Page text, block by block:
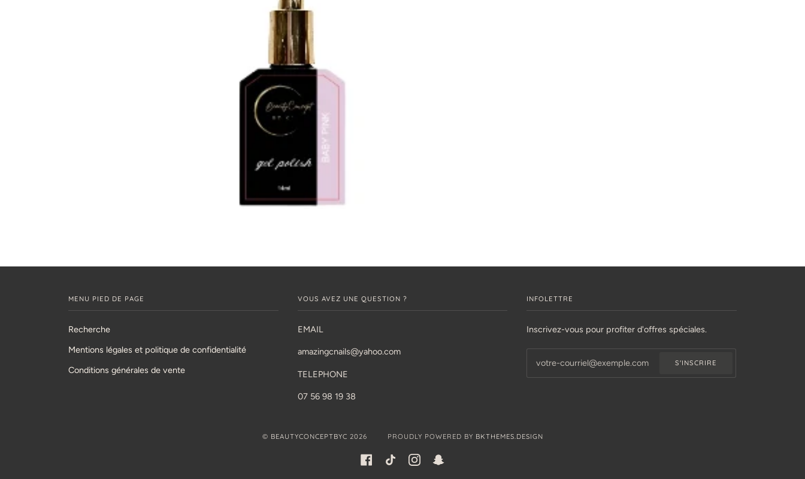
MENU PIED DE PAGE
Recherche
Mentions légales et politique de confidentialité
Conditions générales de vente
VOUS AVEZ UNE QUESTION ?
EMAIL
amazingcnails@yahoo.com
TELEPHONE
07 56 98 19 38
INFOLETTRE
Inscrivez-vous pour profiter d'offres spéciales.
S'INSCRIRE
© BEAUTYCONCEPTBYC 2026 PROUDLY POWERED BY BKTHEMES.DESIGN
FACEBOOKTIKTOKINSTAGRAMSNAPCHAT